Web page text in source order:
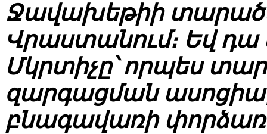
Ջավախեթիի
Վրաստանում։ Եվ
Մկրտիչը՝ որպես
զարգացման
բնագավառի